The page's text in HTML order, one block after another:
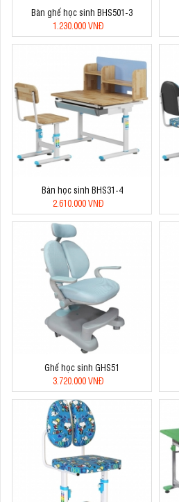
Bàn ghế học sinh BHS501-3
1.230.000 VNĐ
Bàn học sinh BHS31-4
2.610.000 VNĐ
Ghế học sinh GHS51
3.720.000 VNĐ